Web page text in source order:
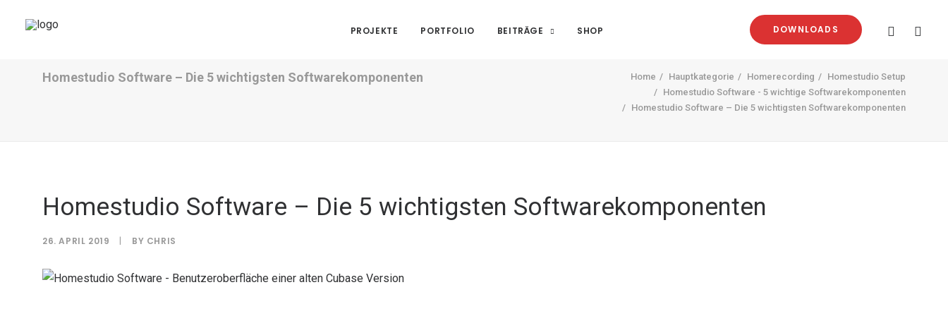
PROJEKTE PORTFOLIO BEITRÄGE SHOP DOWNLOADS
Homestudio Software – Die 5 wichtigsten Software­komponenten Home Hauptkategorie Homerecording
Homestudio Setup
Homestudio Software - 5 wichtige Software­komponenten
Homestudio Software – Die 5 wichtigsten Software­komponenten
Homestudio Software – Die 5 wichtigsten Software­komponenten
26. APRIL 2019 | BY CHRIS